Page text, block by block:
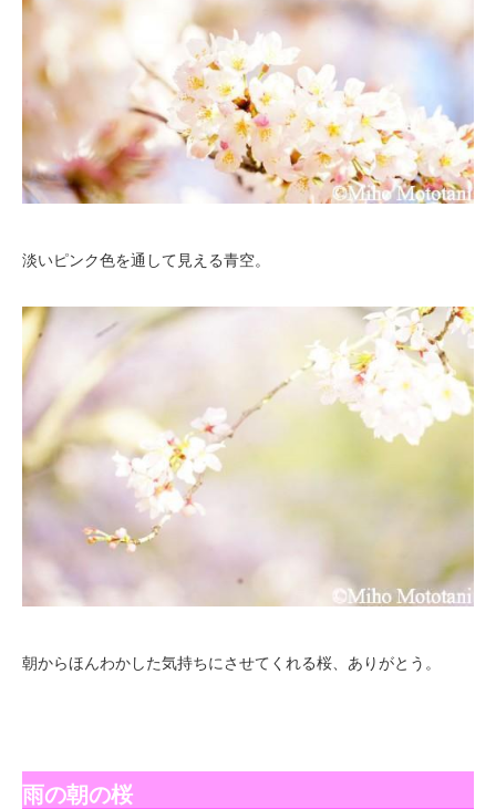
淡いピンク色を通して見える青空。
朝からほんわかした気持ちにさせてくれる桜、ありがとう。
雨の朝の桜